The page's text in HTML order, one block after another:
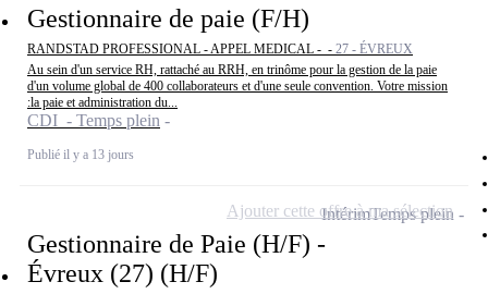
Gestionnaire de paie (F/H)
RANDSTAD PROFESSIONAL - APPEL MEDICAL - - 27 - ÉVREUX
Au sein d'un service RH, rattaché au RRH, en trinôme pour la gestion de la paie
d'un volume global de 400 collaborateurs et d'une seule convention. Votre mission
:la paie et administration du...
CDI - Temps plein
Publié il y a 13 jours
Gestionnaire de Paie (H/F) -
Évreux (27) (H/F)
IntérimTemps plein
Ajouter cette offre à ma sélection